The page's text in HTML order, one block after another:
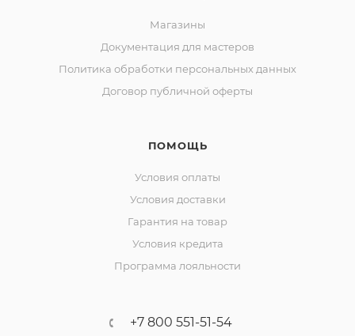
Магазины
Документация для мастеров
Политика обработки персональных данных
Договор публичной оферты
ПОМОЩЬ
Условия оплаты
Условия доставки
Гарантия на товар
Условия кредита
Программа лояльности
+7 800 551-51-54